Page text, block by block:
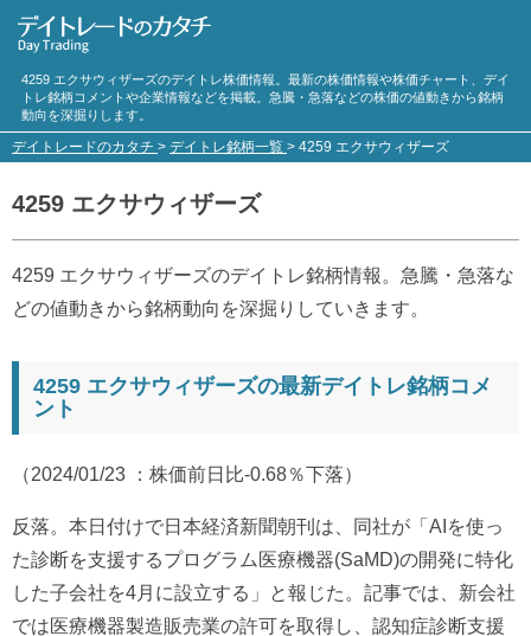
4259 エクサウィザーズのデイトレ株価情報。最新の株価情報や株価チャート、デイ
トレ銘柄コメントや企業情報などを掲載。急騰・急落などの株価の値動きから銘柄
動向を深掘りします。
デイトレードのカタチ > デイトレ銘柄一覧 > 4259 エクサウィザーズ
4259 エクサウィザーズ
4259 エクサウィザーズのデイトレ銘柄情報。急騰・急落な
どの値動きから銘柄動向を深掘りしていきます。
4259 エクサウィザーズの最新デイトレ銘柄コメ
ント
（2024/01/23 ：株価前日比-0.68％下落）
反落。本日付けで日本経済新聞朝刊は、同社が「AIを使っ
た診断を支援するプログラム医療機器(SaMD)の開発に特化
した子会社を4月に設立する」と報じた。記事では、新会社
では医療機器製造販売業の許可を取得し、認知症診断支援